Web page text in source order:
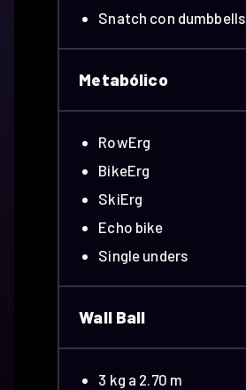
Snatch con dumbbells
Metabólico
RowErg
BikeErg
SkiErg
Echo bike
Single unders
Wall Ball
3 kg a 2.70 m